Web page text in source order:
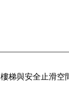
樓梯與安全止滑空